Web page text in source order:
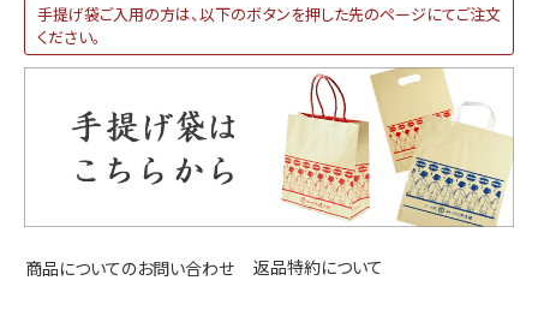
手提げ袋ご入用の方は、以下のボタンを押した先のページにてご注文
ください。
商品についてのお問い合わせ 返品特約について